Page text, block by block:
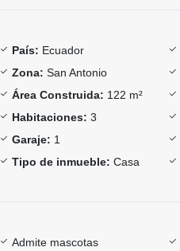
País: Ecuador
Zona: San Antonio
Área Construida: 122 m²
Habitaciones: 3
Garaje: 1
Tipo de inmueble: Casa
Admite mascotas